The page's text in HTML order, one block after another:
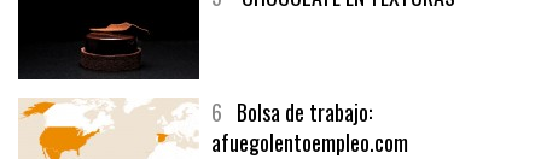
6 Bolsa de trabajo:
afuegolentoempleo.com